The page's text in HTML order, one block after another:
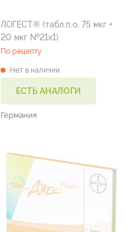
ЛОГЕСТ® (табл.п.о. 75 мкг +
20 мкг №21х1)
По рецепту
Нет в наличии
ЕСТЬ АНАЛОГИ
Германия